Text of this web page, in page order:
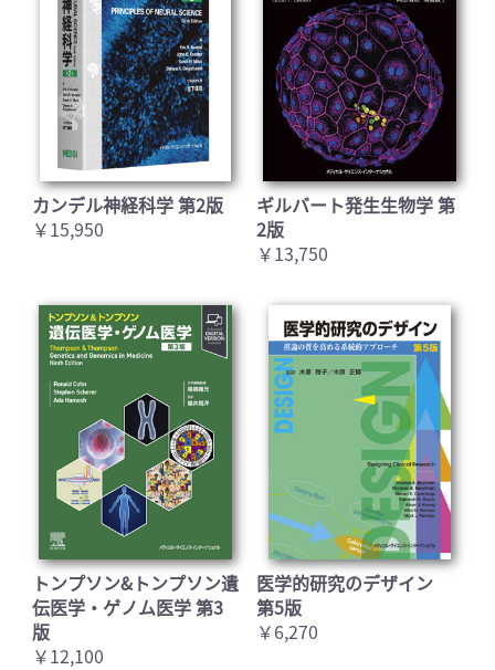
カンデル神経科学 第2版
￥15,950
ギルバート発生生物学 第
2版
￥13,750
トンプソン&トンプソン遺
伝医学・ゲノム医学 第3
版
￥12,100
医学的研究のデザイン
第5版
￥6,270